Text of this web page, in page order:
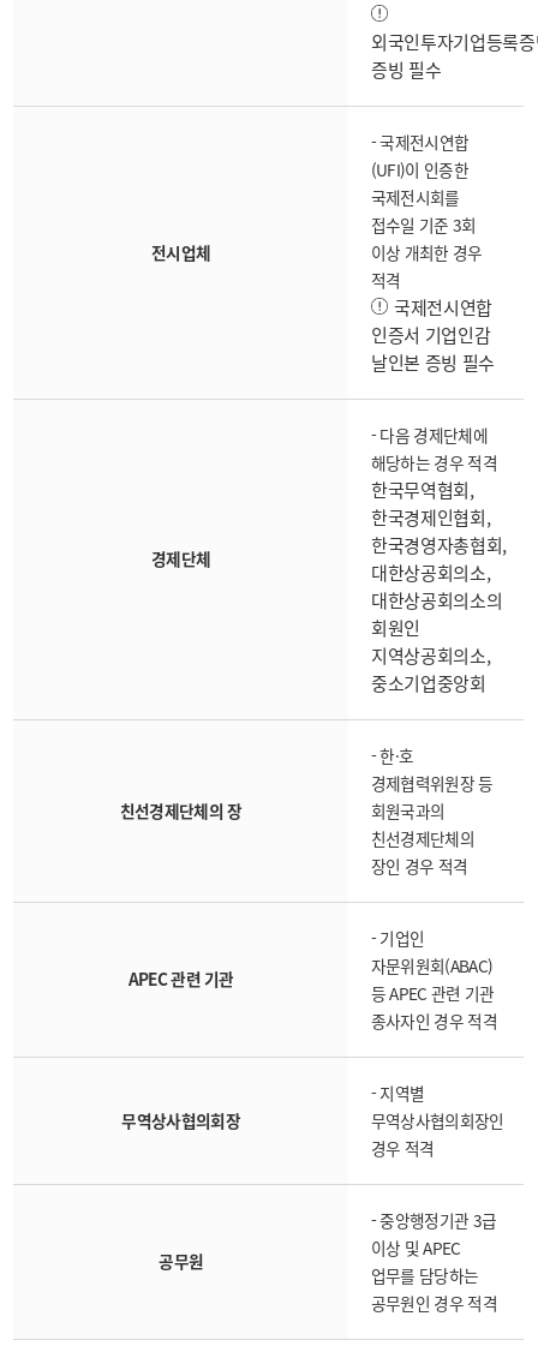
외국인투자기업등록
증빙 필수
전시업체
- 국제전시연합
(UFI)이 인증한
국제전시회를
접수일 기준 3회
이상 개최한 경우
적격
국제전시연합
인증서 기업인감
날인본 증빙 필수
경제단체
- 다음 경제단체에
해당하는 경우 적격
한국무역협회,
한국경제인협회,
한국경영자총협회,
대한상공회의소,
대한상공회의소의
회원인
지역상공회의소,
중소기업중앙회
친선경제단체의 장
- 한·호
경제협력위원장 등
회원국과의
친선경제단체의
장인 경우 적격
APEC 관련 기관
- 기업인
자문위원회(ABAC)
등 APEC 관련 기관
종사자인 경우 적격
무역상사협의회장
- 지역별
무역상사협의회장인
경우 적격
공무원
- 중앙행정기관 3급
이상 및 APEC
업무를 담당하는
공무원인 경우 적격